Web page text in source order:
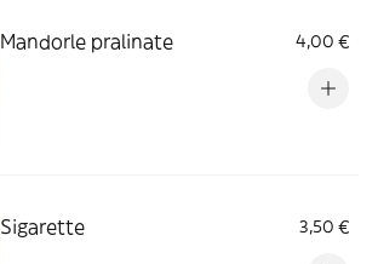
Mandorle pralinate 4,00 €
Sigarette 3,50 €